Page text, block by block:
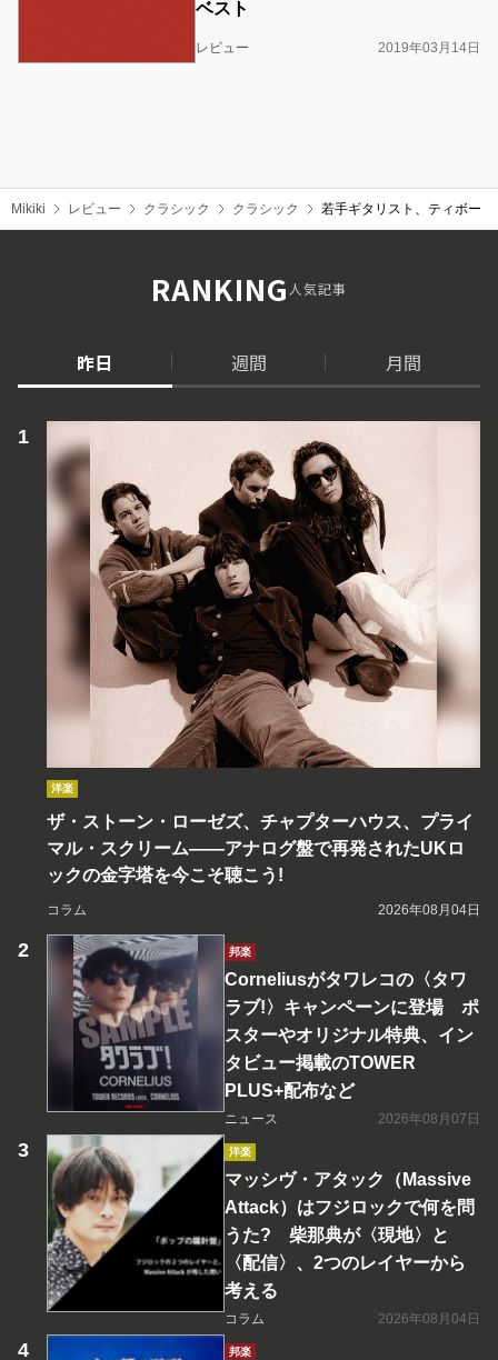
ベスト
レビュー 2019年03月14日
Mikiki レビュー クラシック クラシック 若手ギタリスト、ティボー
RANKING人気記事
昨日 週間 月間
洋楽
ザ・ストーン・ローゼズ、チャプターハウス、プライ
マル・スクリーム――アナログ盤で再発されたUKロ
ックの金字塔を今こそ聴こう!
コラム 2026年08月04日
邦楽
Corneliusがタワレコの〈タワ
ラブ!〉キャンペーンに登場 ポ
スターやオリジナル特典、イン
タビュー掲載のTOWER
PLUS+配布など
ニュース 2026年08月07日
洋楽
マッシヴ・アタック（Massive
Attack）はフジロックで何を問
うた? 柴那典が〈現地〉と
〈配信〉、2つのレイヤーから
考える
コラム 2026年08月04日
邦楽